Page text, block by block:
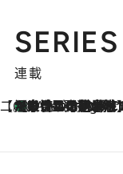
SERIES
連載
【CREA×星野リゾート】唯一無二。癒しと
2 Hours Ago
【トンボの足水浴】ヒノキの香りに包まれて涼感マックス！約13℃の湧水かけ流しを避暑